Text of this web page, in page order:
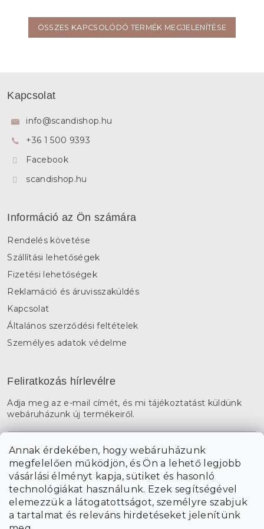
Annak érdekében, hogy webáruházunk
megfelelően működjön, és Ön a lehető legjobb
vásárlási élményt kapja, sütiket és hasonló
technológiákat használunk. Ezek segítségével
elemezzük a látogatottságot, személyre szabjuk
a tartalmat és releváns hirdetéseket jelenítünk
ÖSSZES KAPCSOLÓDÓ TERMÉK MEGJELENÍTÉSE
Kapcsolat
info@scandishop.hu
+36 1 500 9393
Facebook
scandishop.hu
Információ az Ön számára
Rendelés követése
Szállítási lehetőségek
Fizetési lehetőségek
Reklamáció és áruvisszaküldés
Kapcsolat
Általános szerződési feltételek
Személyes adatok védelme
Feliratkozás hírlevélre
Adja meg az e-mail címét, és mi tájékoztatást küldünk
webáruházunk új termékeiről.
A hírlevelekre való feliratkozással egyetérteka személyes
adatok feldolgozásával.
FELIRATKOZÁS